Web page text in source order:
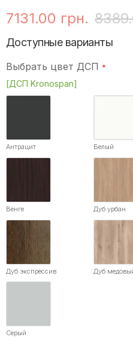
7131.00 грн.
Доступные варианты
Выбрать цвет ДСП
[ДСП Kronospan]
Антрацит Белый
Венге Дуб урбан
Дуб экспрессив Дуб
Серый